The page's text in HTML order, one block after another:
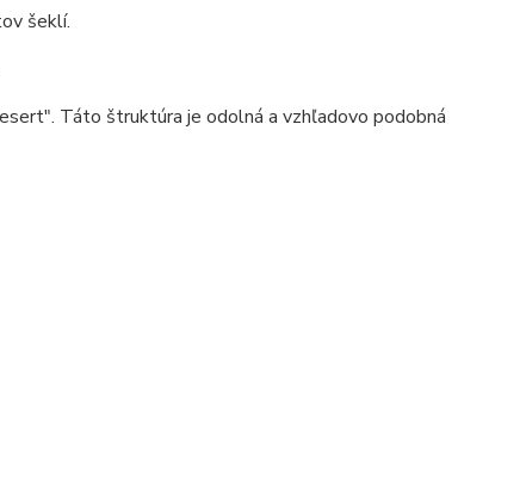
šeklí.
Táto štruktúra je odolná a vzhľadovo podobná